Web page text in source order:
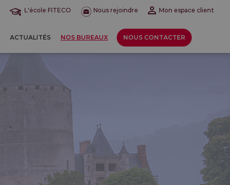
L'école FITECO Nous rejoindre Mon espace client
ACTUALITÉS NOS BUREAUX NOUS CONTACTER